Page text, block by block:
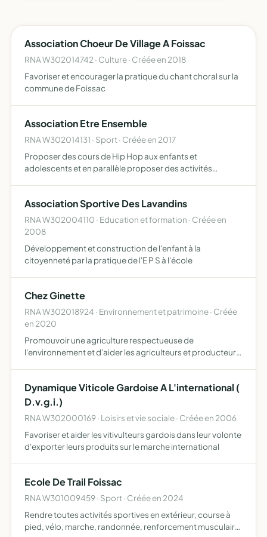
Association Choeur De Village A Foissac
RNA W302014742 · Culture · Créée en 2018
Favoriser et encourager la pratique du chant choral sur la
commune de Foissac
Association Etre Ensemble
RNA W302014131 · Sport · Créée en 2017
Proposer des cours de Hip Hop aux enfants et
adolescents et en parallèle proposer des activités
course ect…
Association Sportive Des Lavandins
RNA W302004110 · Education et formation · Créée en
2008
Développement et construction de l'enfant à la
citoyenneté par la pratique de l'E P S à l'école
Chez Ginette
RNA W302018924 · Environnement et patrimoine · Créée
en 2020
Promouvoir une agriculture respectueuse de
l'environnement et d'aider les agriculteurs et producteurs
procure…
Dynamique Viticole Gardoise A L'international (
D.v.g.i.)
RNA W302000169 · Loisirs et vie sociale · Créée en 2006
Favoriser et aider les vitivulteurs gardois dans leur volonte
d'exporter leurs produits sur le marche international
Ecole De Trail Foissac
RNA W301009459 · Sport · Créée en 2024
Rendre toutes activités sportives en extérieur, course à
pied, vélo, marche, randonnée, renforcement musculaire,